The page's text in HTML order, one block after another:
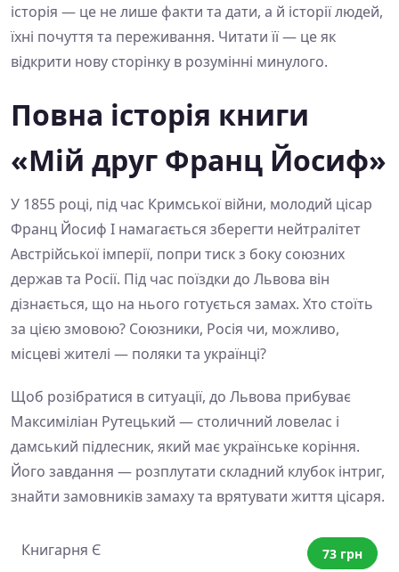
історія — це не лише факти та дати, а й історії людей,
їхні почуття та переживання. Читати її — це як
відкрити нову сторінку в розумінні минулого.
Повна історія книги
«Мій друг Франц Йосиф»
У 1855 році, під час Кримської війни, молодий цісар
Франц Йосиф І намагається зберегти нейтралітет
Австрійської імперії, попри тиск з боку союзних
держав та Росії. Під час поїздки до Львова він
дізнається, що на нього готується замах. Хто стоїть
за цією змовою? Союзники, Росія чи, можливо,
місцеві жителі — поляки та українці?
Щоб розібратися в ситуації, до Львова прибуває
Максиміліан Рутецький — столичний ловелас і
дамський підлесник, який має українське коріння.
Його завдання — розплутати складний клубок інтриг,
знайти замовників замаху та врятувати життя цісаря.
Книгарня Є 73 грн